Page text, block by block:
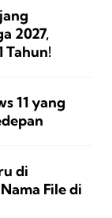
2027,
Tahun!
11 yang
di
File di